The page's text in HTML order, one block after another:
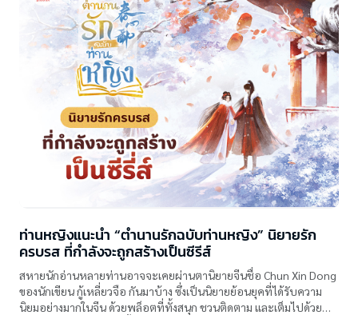
ท่านหญิงแนะนำ “ตำนานรักฉบับท่านหญิง” นิยายรัก
ครบรส ที่กำลังจะถูกสร้างเป็นซีรีส์
สหายนักอ่านหลายท่านอาจจะเคยผ่านตานิยายจีนชื่อ Chun Xin Dong
ของนักเขียน กู้เหลี่ยวจือ กันมาบ้าง ซึ่งเป็นนิยายย้อนยุคที่ได้รับความ
นิยมอย่างมากในจีน ด้วยพล็อตที่ทั้งสนุก ชวนติดตาม และเต็มไปด้วย